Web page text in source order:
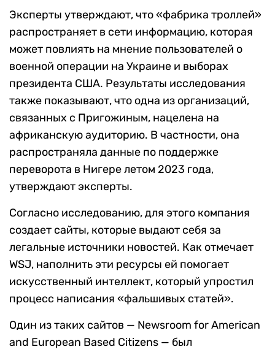
Эксперты утверждают, что «фабрика троллей»
распространяет в сети информацию, которая
может повлиять на мнение пользователей о
военной операции на Украине и выборах
президента США. Результаты исследования
также показывают, что одна из организаций,
связанных с Пригожиным, нацелена на
африканскую аудиторию. В частности, она
распространяла данные по поддержке
переворота в Нигере летом 2023 года,
утверждают эксперты.
Согласно исследованию, для этого компания
создает сайты, которые выдают себя за
легальные источники новостей. Как отмечает
WSJ, наполнить эти ресурсы ей помогает
искусственный интеллект, который упростил
процесс написания «фальшивых статей».
Один из таких сайтов — Newsroom for American
and European Based Citizens — был